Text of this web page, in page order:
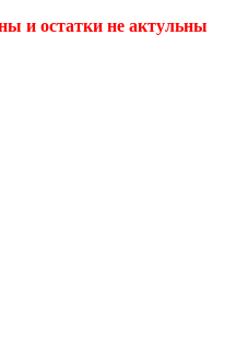
и остатки не актульны